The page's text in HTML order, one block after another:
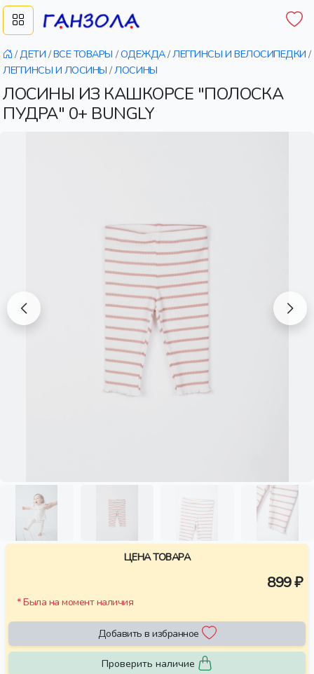
/ДЕТИ /ВСЕ ТОВАРЫ /ОДЕЖДА/ЛЕГГИНСЫ И ВЕЛОСИПЕДКИ /
ЛЕГГИНСЫ И ЛОСИНЫ /ЛОСИНЫ
ЛОСИНЫ ИЗ КАШКОРСЕ "ПОЛОСКА
ПУДРА" 0+ BUNGLY
ЦЕНА ТОВАРА
899 ₽
* Была на момент наличия
Добавить в избранное
Проверить наличие